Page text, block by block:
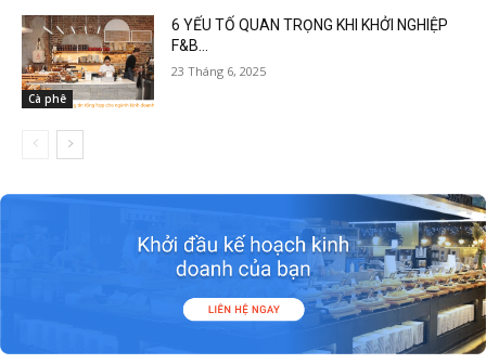
Cà phê
6 YẾU TỐ QUAN TRỌNG KHI KHỞI NGHIỆP
F&B...
23 Tháng 6, 2025